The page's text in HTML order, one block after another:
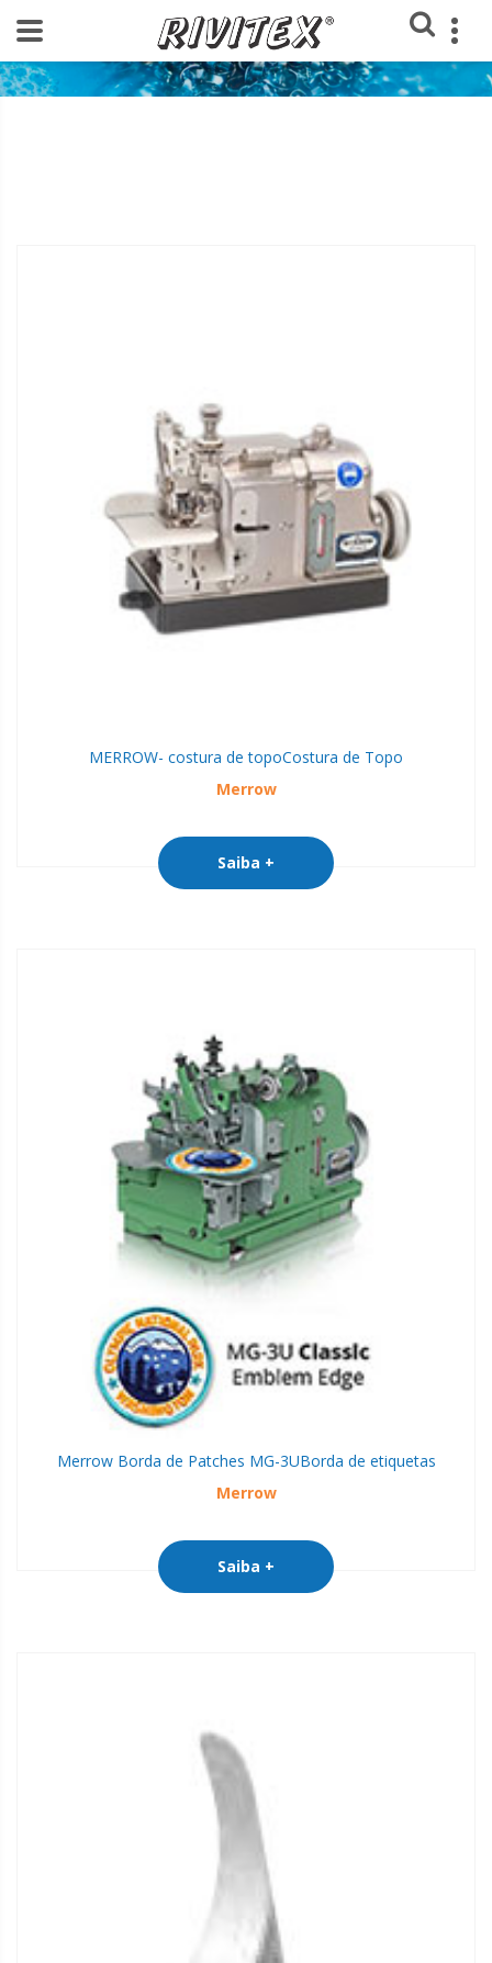
Home Loja Rivitex
MERROW- costura de topoCostura de Topo
Merrow
Saiba +
Merrow Borda de Patches MG-3UBorda de etiquetas
Merrow
Saiba +